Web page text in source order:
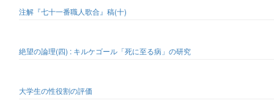
注解『七十一番職人歌合』稿(十)
絶望の論理(四) : キルケゴール「死に至る病」の研究
大学生の性役割の評価